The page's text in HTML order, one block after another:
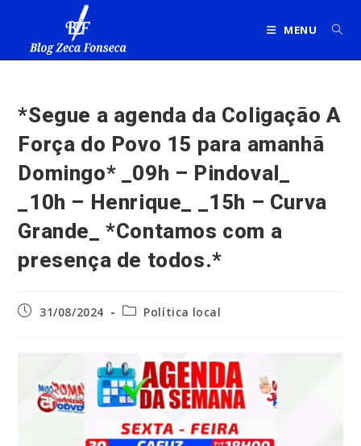
MENU
*Segue a agenda da Coligação A
Força do Povo 15 para amanhã
Domingo* _09h – Pindoval_
_10h – Henrique_ _15h – Curva
Grande_ *Contamos com a
presença de todos.*
Post31/08/2024
Categoria
Política local